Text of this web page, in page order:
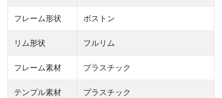
フレーム形状 ボストン
リム形状 フルリム
フレーム素材 プラスチック
テンプル素材 プラスチック